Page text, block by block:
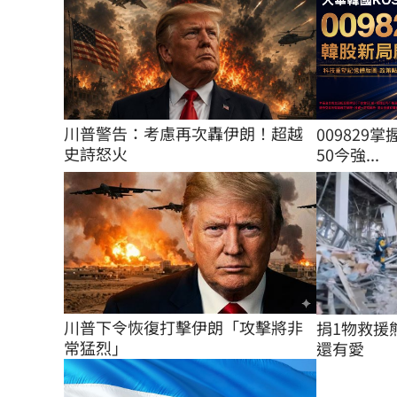
川普警告：考慮再次轟伊朗！超越
史詩怒火
009829掌
50今強...
川普下令恢復打擊伊朗「攻擊將非
常猛烈」
捐1物救援
還有愛